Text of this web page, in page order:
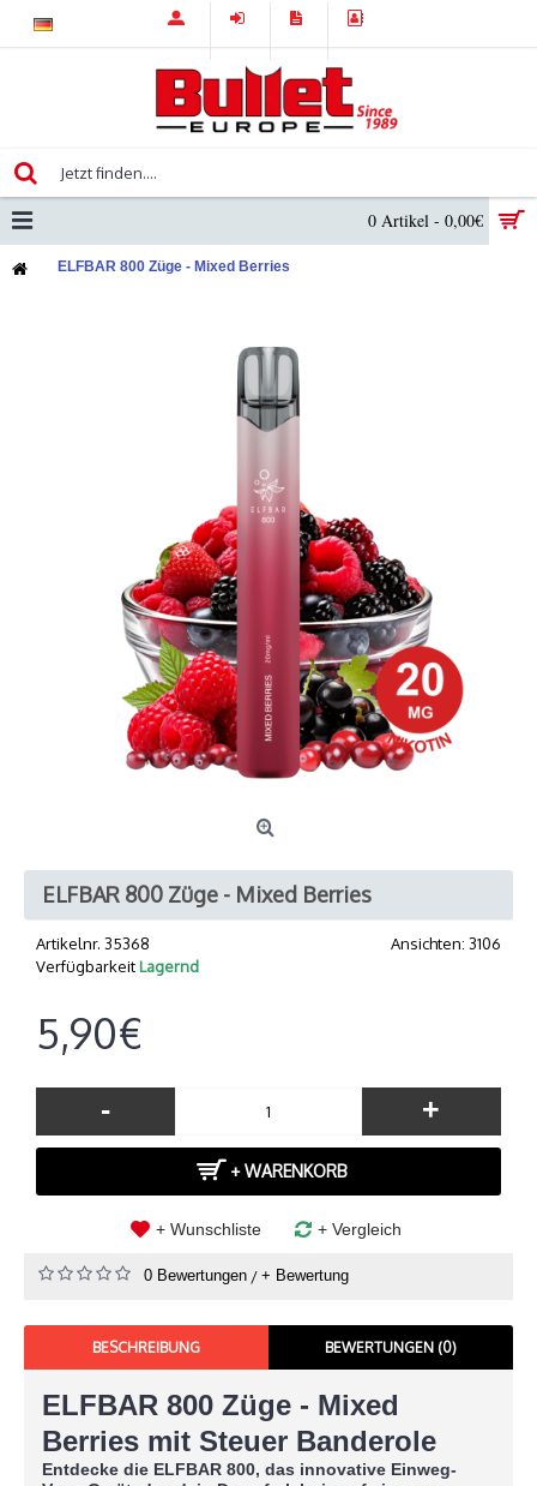
0 Artikel - 0,00€
ELFBAR 800 Züge - Mixed Berries
ELFBAR 800 Züge - Mixed Berries
Ansichten: 3106
Artikelnr. 35368
VerfügbarkeitLagernd
5,90€
- +
+ WARENKORB
+ Wunschliste + Vergleich
0 Bewertungen / + Bewertung
BESCHREIBUNG BEWERTUNGEN (0)
ELFBAR 800 Züge - Mixed
Berries mit Steuer Banderole
Entdecke die ELFBAR 800, das innovative Einweg-